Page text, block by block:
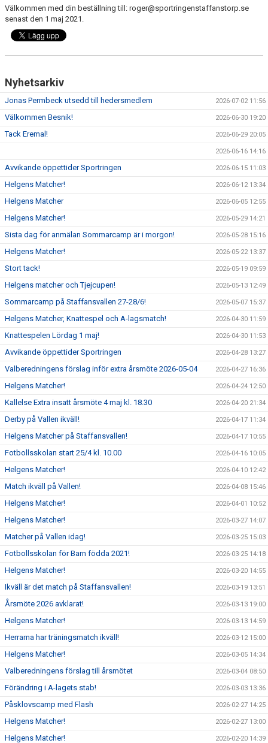
Välkommen med din beställning till: roger@sportringenstaffanstorp.se
senast den 1 maj 2021.
Nyhetsarkiv
Jonas Permbeck utsedd till hedersmedlem 2026-07-02 11:56
Välkommen Besnik! 2026-06-30 19:20
Tack Eremal! 2026-06-29 20:05
2026-06-16 14:16
Avvikande öppettider Sportringen 2026-06-15 11:03
Helgens Matcher! 2026-06-12 13:34
Helgens Matcher 2026-06-05 12:55
Helgens Matcher! 2026-05-29 14:21
Sista dag för anmälan Sommarcamp är i morgon! 2026-05-28 15:16
Helgens Matcher! 2026-05-22 13:37
Stort tack! 2026-05-19 09:59
Helgens matcher och Tjejcupen! 2026-05-13 12:49
Sommarcamp på Staffansvallen 27-28/6! 2026-05-07 15:37
Helgens Matcher, Knattespel och A-lagsmatch! 2026-04-30 11:59
Knattespelen Lördag 1 maj! 2026-04-30 11:53
Avvikande öppettider Sportringen 2026-04-28 13:27
Valberedningens förslag inför extra årsmöte 2026-05-04 2026-04-27 16:36
Helgens Matcher! 2026-04-24 12:50
Kallelse Extra insatt årsmöte 4 maj kl. 18.30 2026-04-20 21:34
Derby på Vallen ikväll! 2026-04-17 11:34
Helgens Matcher på Staffansvallen! 2026-04-17 10:55
Fotbollsskolan start 25/4 kl. 10.00 2026-04-16 10:05
Helgens Matcher! 2026-04-10 12:42
Match ikväll på Vallen! 2026-04-08 15:46
Helgens Matcher! 2026-04-01 10:52
Helgens Matcher! 2026-03-27 14:07
Matcher på Vallen idag! 2026-03-25 15:03
Fotbollsskolan för Barn födda 2021! 2026-03-25 14:18
Helgens Matcher! 2026-03-20 14:55
Ikväll är det match på Staffansvallen! 2026-03-19 13:51
Årsmöte 2026 avklarat! 2026-03-13 19:00
Helgens Matcher! 2026-03-13 14:59
Herrarna har träningsmatch ikväll! 2026-03-12 15:00
Helgens Matcher! 2026-03-05 14:34
Valberedningens förslag till årsmötet 2026-03-04 08:50
Förändring i A-lagets stab! 2026-03-03 13:36
Påsklovscamp med Flash 2026-02-27 14:25
Helgens Matcher! 2026-02-27 13:00
Helgens Matcher! 2026-02-20 14:39